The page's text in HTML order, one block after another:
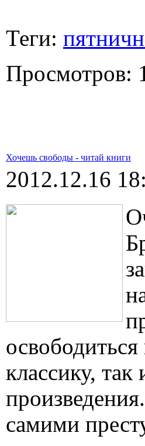
Теги:
Просмотров:
Хочешь свободы - читай книги
2012.12.16
классику,
самими